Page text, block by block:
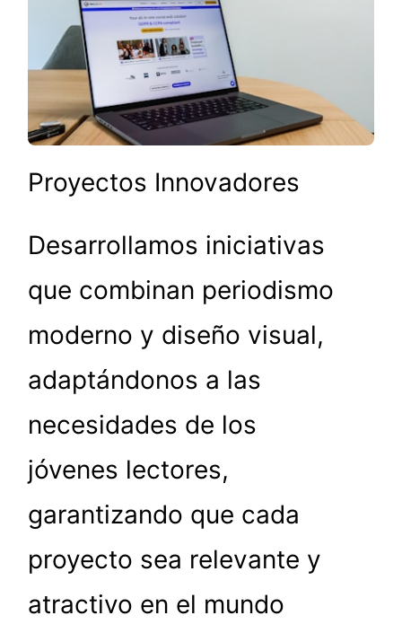
Proyectos Innovadores
Desarrollamos iniciativas
que combinan periodismo
moderno y diseño visual,
adaptándonos a las
necesidades de los
jóvenes lectores,
garantizando que cada
proyecto sea relevante y
atractivo en el mundo